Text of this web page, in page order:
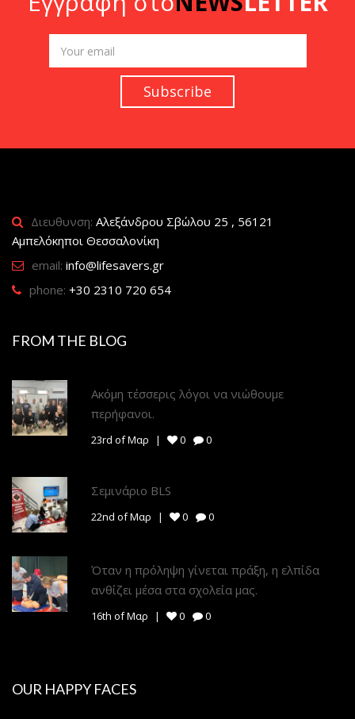
Διευθυνση: Αλεξάνδρου Σβώλου 25 , 56121
Αμπελόκηποι Θεσσαλονίκη
email: info@lifesavers.gr
phone: +30 2310 720 654
FROM THE BLOG
Ακόμη τέσσερις λόγοι να νιώθουμε
περήφανοι.
23rd of Μαρ 0 0
Σεμινάριο BLS
22nd of Μαρ 0 0
Όταν η πρόληψη γίνεται πράξη, η ελπίδα
ανθίζει μέσα στα σχολεία μας.
16th of Μαρ 0 0
OUR HAPPY FACES